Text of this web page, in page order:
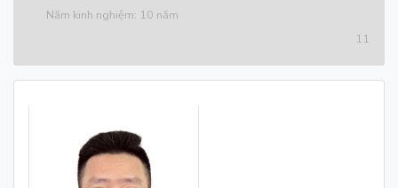
Năm kinh nghiệm: 10 năm
11